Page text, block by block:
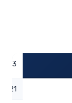
0.21